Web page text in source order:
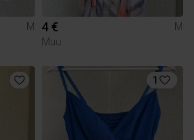
M 4 €
M
Muu
1